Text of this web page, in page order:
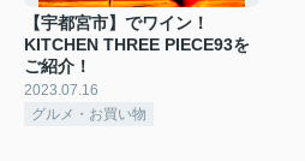
【宇都宮市】でワイン！
KITCHEN THREE PIECE93を
ご紹介！
2023.07.16
グルメ・お買い物